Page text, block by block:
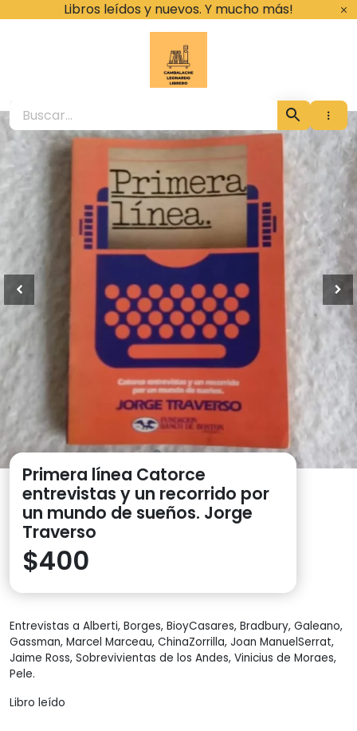
Libros leídos y nuevos. Y mucho más!
Cambalache
Primera línea Catorce
entrevistas y un recorrido por
un mundo de sueños. Jorge
Traverso
$400
Entrevistas a Alberti, Borges, BioyCasares, Bradbury, Galeano,
Gassman, Marcel Marceau, ChinaZorrilla, Joan ManuelSerrat,
Jaime Ross, Sobrevivientas de los Andes, Vinicius de Moraes,
Pele.
Libro leído